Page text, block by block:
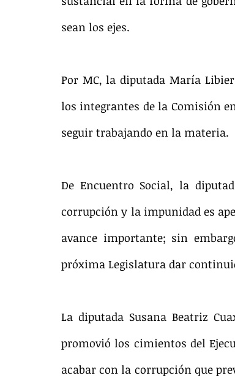
sean los ejes.
Por MC, la diputada María
los integrantes de la Comisión
seguir trabajando en la materia.
De Encuentro Social, la
corrupción y la impunidad es
avance importante; sin
próxima Legislatura dar
La diputada Susana Beatriz
promovió los cimientos del
acabar con la corrupción que